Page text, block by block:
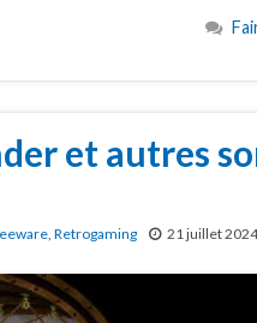
et autres
, Retrogaming 21 juillet 2024